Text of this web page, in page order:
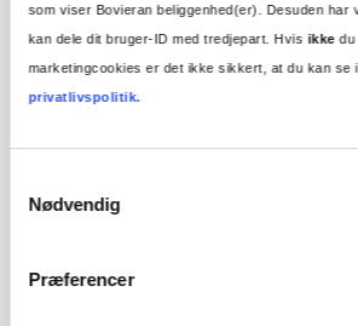
som viser Bovieran beliggenhed(er). Desuden
kan dele dit bruger-ID med tredjepart. Hvis ikkedu
marketingcookies er det ikke sikkert, at du kan
privatlivspolitik.
Nødvendig
Præferencer
Bovieran kommer
glæde sig til at nyde
livet under palmerne...